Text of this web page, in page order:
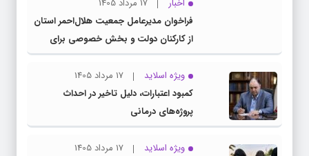
فراخوان مدیرعامل جمعیت هلال‌احمر استان
از کارکنان دولت و بخش خصوصی برای
مشارکت در طرح ملی «سنا»
ویژه اسلاید
17 مرداد 1405
کمبود اعتبارات، دلیل تاخیر در احداث
پروژه‌های درمانی
ویژه اسلاید
17 مرداد 1405